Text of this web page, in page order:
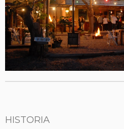
HISTORIA